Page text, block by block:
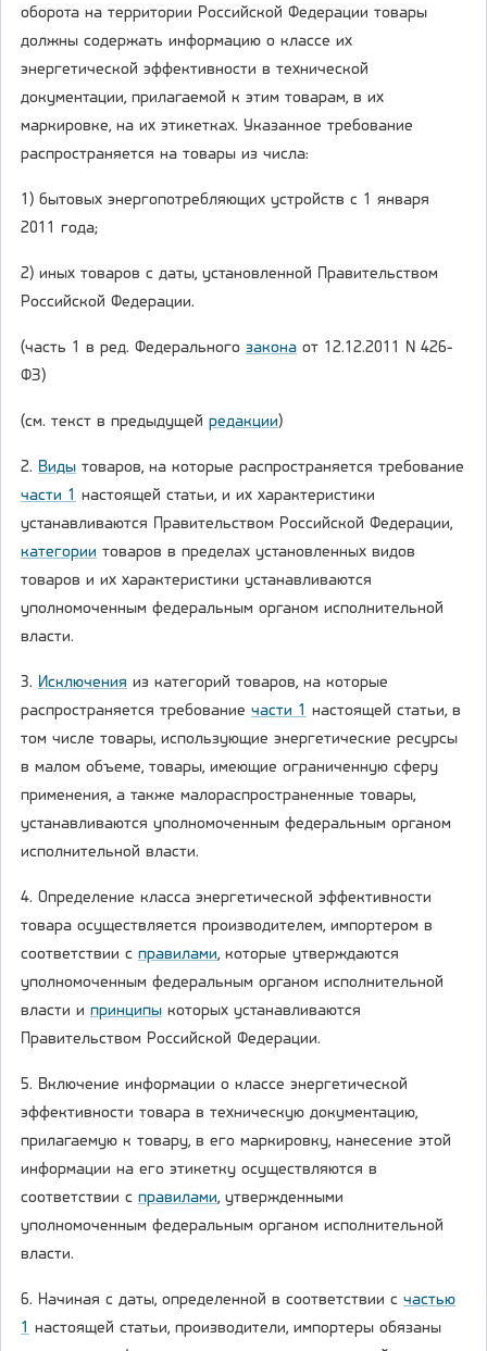
оборота на территории Российской Федерации товары
должны содержать информацию о классе их
энергетической эффективности в технической
документации, прилагаемой к этим товарам, в их
маркировке, на их этикетках. Указанное требование
распространяется на товары из числа:
1) бытовых энергопотребляющих устройств с 1 января
2011 года;
2) иных товаров с даты, установленной Правительством
Российской Федерации.
(часть 1 в ред. Федерального закона от 12.12.2011 N 426-
ФЗ)
(см. текст в предыдущей редакции)
2. Виды товаров, на которые распространяется требование
части 1 настоящей статьи, и их характеристики
устанавливаются Правительством Российской Федерации,
категории товаров в пределах установленных видов
товаров и их характеристики устанавливаются
уполномоченным федеральным органом исполнительной
власти.
3. Исключения из категорий товаров, на которые
распространяется требование части 1 настоящей статьи, в
том числе товары, использующие энергетические ресурсы
в малом объеме, товары, имеющие ограниченную сферу
применения, а также малораспространенные товары,
устанавливаются уполномоченным федеральным органом
исполнительной власти.
4. Определение класса энергетической эффективности
товара осуществляется производителем, импортером в
соответствии с правилами, которые утверждаются
уполномоченным федеральным органом исполнительной
власти и принципы которых устанавливаются
Правительством Российской Федерации.
5. Включение информации о классе энергетической
эффективности товара в техническую документацию,
прилагаемую к товару, в его маркировку, нанесение этой
информации на его этикетку осуществляются в
соответствии с правилами, утвержденными
уполномоченным федеральным органом исполнительной
власти.
6. Начиная с даты, определенной в соответствии с частью
1 настоящей статьи, производители, импортеры обязаны